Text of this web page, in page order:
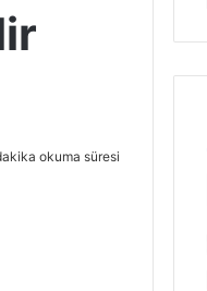
okuma süresi